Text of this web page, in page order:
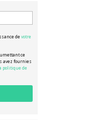
de votre
ce
avez fournies
politique de